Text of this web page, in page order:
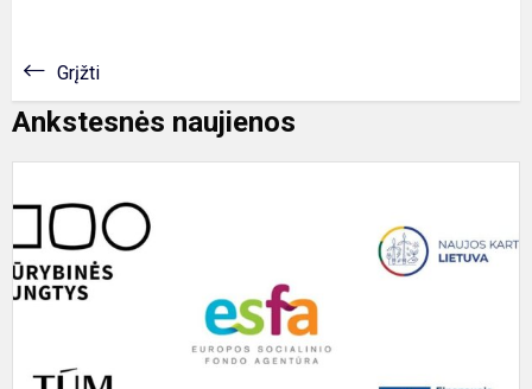
Grįžti
Ankstesnės naujienos